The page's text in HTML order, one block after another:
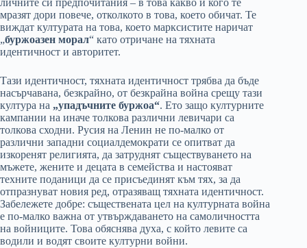
личните си предпочитания – в това какво и кого те
мразят дори повече, отколкото в това, което обичат. Те
виждат културата на това, което марксистите наричат
„буржоазен морал“ като отричане на тяхната
идентичност и авторитет.
Тази идентичност, тяхната идентичност трябва да бъде
насърчавана, безкрайно, от безкрайна война срещу тази
култура на „упадъчните буржоа“. Ето защо културните
кампании на иначе толкова различни левичари са
толкова сходни. Русия на Ленин не по-малко от
различни западни социалдемократи се опитват да
изкоренят религията, да затруднят съществуването на
мъжете, жените и децата в семейства и настояват
техните поданици да се присъединят към тях, за да
отпразнуват новия ред, отразяващ тяхната идентичност.
Забележете добре: съществената цел на културната война
е по-малко важна от утвърждаването на самоличността
на войниците. Това обяснява духа, с който левите са
водили и водят своите културни войни.